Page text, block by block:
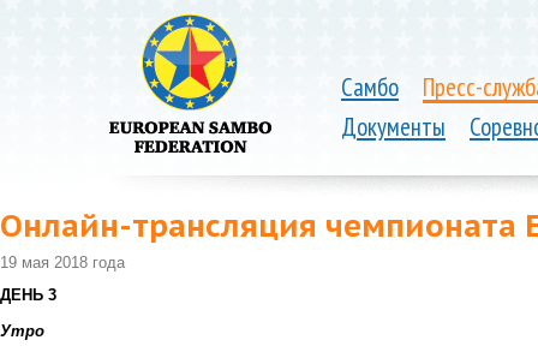
Самбо
Пресс-
Документы
Онлайн-трансляция чемпионата
19 мая 2018 года
ДЕНЬ 3
Утро